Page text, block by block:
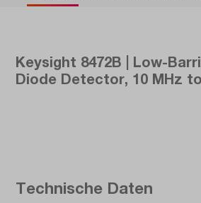
Keysight 8472B | Low-
Diode Detector, 10 MHz
Technische Daten